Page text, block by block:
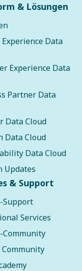
& Lösungen
Data
Experience Data
Partner Data
Data Cloud
Data Cloud
Data Cloud
Updates
& Support
Support
Services
Community